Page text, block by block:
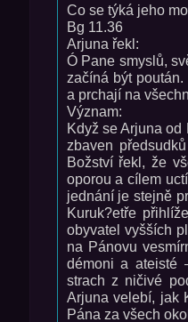
Co se týká jeho
Bg 11.36
Arjuna řekl:
Ó Pane smyslů,
začíná být
a prchají na
Význam:
Když se Arjuna
zbaven
Božství řekl, že
oporou a cílem
jednání je stejně
Kuruk?etře
obyvatel vyšších
na Pánovu
démoni a ateisté
strach z ničivé
Arjuna velebí, jak
Pána za všech